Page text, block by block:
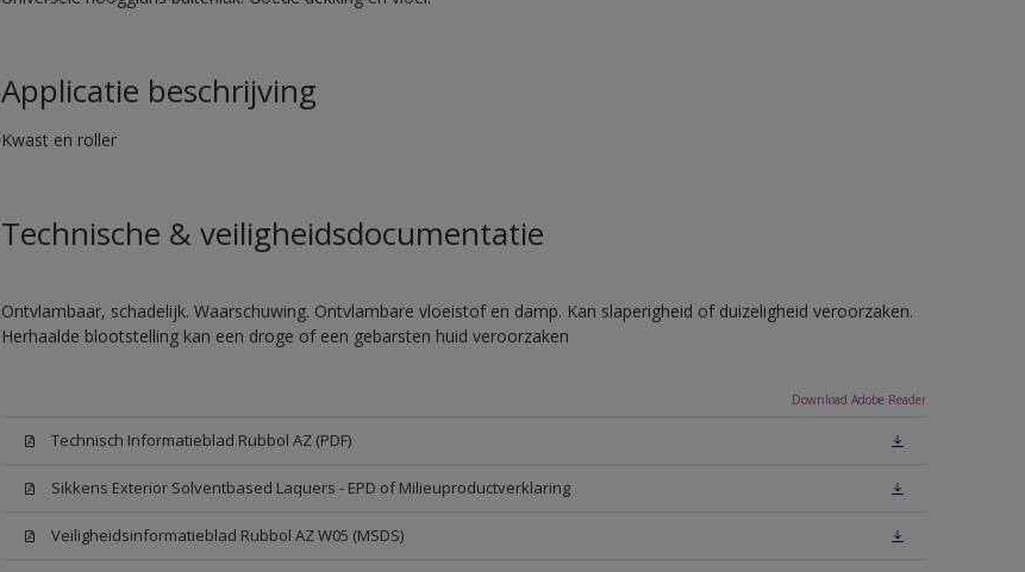
Applicatie beschrijving
Kwast en roller
Technische & veiligheidsdocumentatie
Ontvlambaar, schadelijk. Waarschuwing. Ontvlambare vloeistof en damp. Kan slaperigheid of duizeligheid veroorzaken.
Herhaalde blootstelling kan een droge of een gebarsten huid veroorzaken
Download Adobe Reader
Technisch Informatieblad Rubbol AZ (PDF)
Sikkens Exterior Solventbased Laquers - EPD of Milieuproductverklaring
Veiligheidsinformatieblad Rubbol AZ W05 (MSDS)